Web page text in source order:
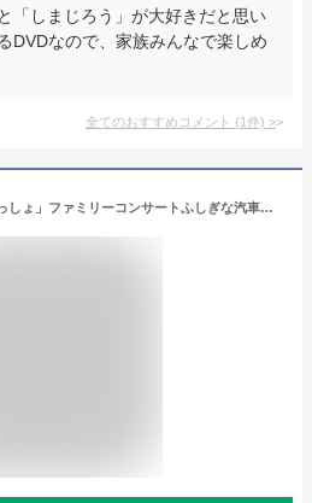
「しまじろう」が大好きだと思い
DVDなので、家族みんなで楽しめ
全てのおすすめコメント (1件) >
NHK「おかあさんといっしょ」ファミリーコンサートふしぎな汽車でいこう~60年記念コンサート~[DVD](特典なし)